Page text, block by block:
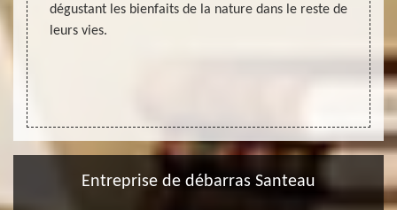
le
dégustant les bienfaits de la nature dans le reste de
leurs vies.
et
Entreprise de débarras Santeau